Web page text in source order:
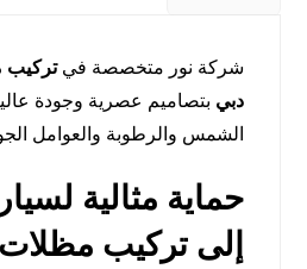
شركة نور متخصصة في تركيب
دبي بتصاميم عصرية وجودة
الشمس والرطوبة والعوامل
حماية مثالية
إلى تركيب